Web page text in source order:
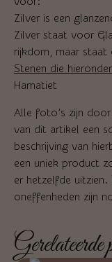
Zilver is een
Zilver staat voor
rijkdom, maar
Stenen die
Hamatiet
Alle foto’s zijn
van dit artikel een
beschrijving van
een uniek product
er hetzelfde
oneffenheden zijn
Gerelateerde